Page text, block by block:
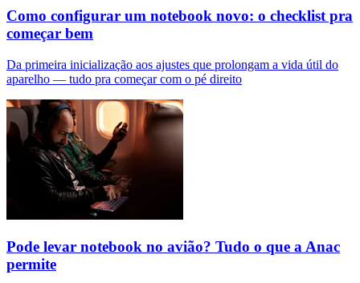
Como configurar um notebook novo: o checklist pra
começar bem
Da primeira inicialização aos ajustes que prolongam a vida útil do
aparelho — tudo pra começar com o pé direito
Pode levar notebook no avião? Tudo o que a Anac
permite